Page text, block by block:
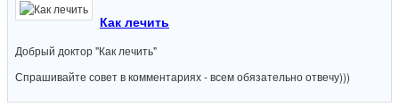
Как лечить
Добрый доктор "Как лечить"
Спрашивайте совет в комментариях - всем обязательно отвечу)))